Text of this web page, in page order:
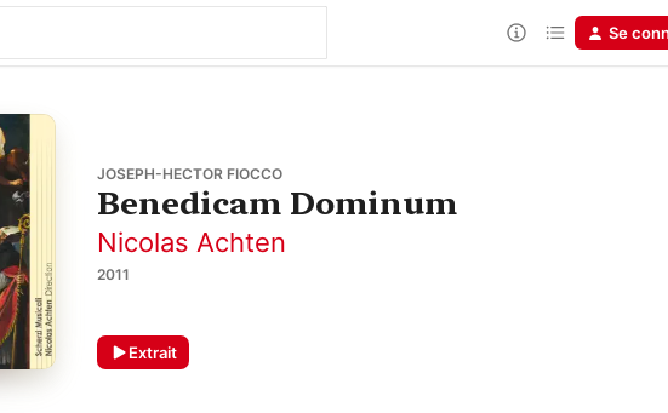
Se
JOSEPH-HECTOR FIOCCO
Benedicam Dominum
Nicolas Achten
2011
Extrait